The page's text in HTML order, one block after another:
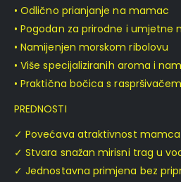
• Odlično prianjanje na mamac
• Pogodan za prirodne i umjetne
• Namijenjen morskom ribolovu
• Više specijaliziranih aroma i
• Praktična bočica s raspršivačem
PREDNOSTI
✓ Povećava atraktivnost mamca
✓ Stvara snažan mirisni trag u
✓ Jednostavna primjena bez